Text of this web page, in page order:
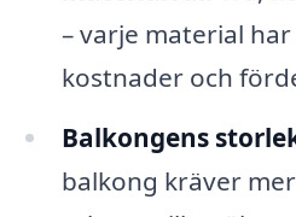
– varje material
kostnader och
Balkongens
balkong kräver